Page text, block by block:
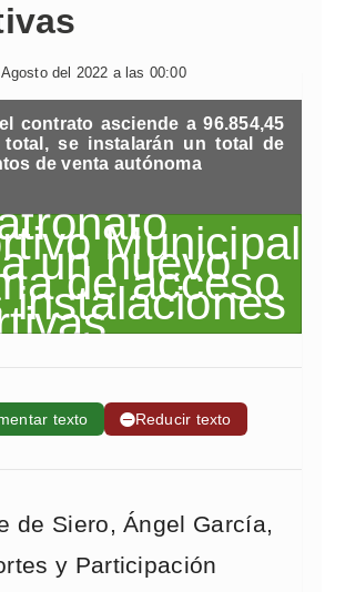
del 2022 a las 00:00
contrato asciende a 96.854,45
total, se instalarán un total de
de venta autónoma
texto ➖Reducir texto
de Siero, Ángel García,
y Participación